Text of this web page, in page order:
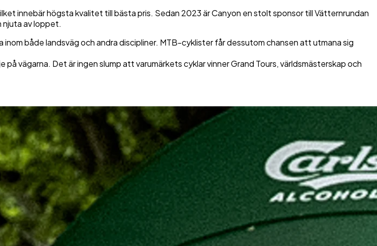
innebär högsta kvalitet till bästa pris. Sedan 2023 är Canyon en stolt sponsor till Vätternrundan
av loppet.
både landsväg och andra discipliner. MTB-cyklister får dessutom chansen att utmana sig
vägarna. Det är ingen slump att varumärkets cyklar vinner Grand Tours, världsmästerskap och